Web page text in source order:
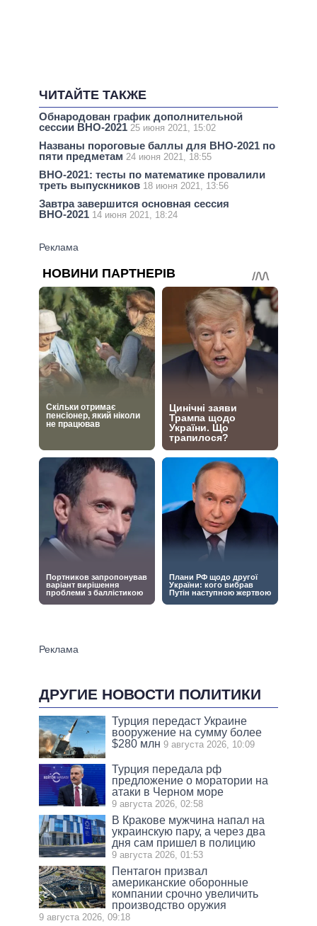
ЧИТАЙТЕ ТАКЖЕ
Обнародован график дополнительной
сессии ВНО-2021 25 июня 2021, 15:02
Названы пороговые баллы для ВНО-2021 по
пяти предметам 24 июня 2021, 18:55
ВНО-2021: тесты по математике провалили
треть выпускников 18 июня 2021, 13:56
Завтра завершится основная сессия
ВНО-2021 14 июня 2021, 18:24
ДРУГИЕ НОВОСТИ ПОЛИТИКИ
Турция передаст Украине
вооружение на сумму более
$280 млн 9 августа 2026, 10:09
Турция передала рф
предложение о моратории на
атаки в Черном море
9 августа 2026, 02:58
В Кракове мужчина напал на
украинскую пару, а через два
дня сам пришел в полицию
9 августа 2026, 01:53
Пентагон призвал
американские оборонные
компании срочно увеличить
производство оружия
9 августа 2026, 09:18